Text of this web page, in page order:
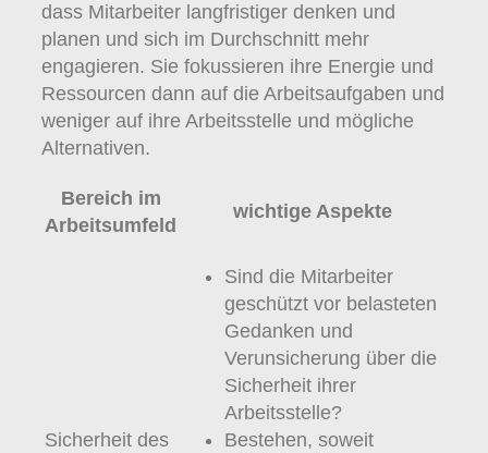
dass Mitarbeiter langfristiger denken und
planen und sich im Durchschnitt mehr
engagieren. Sie fokussieren ihre Energie und
Ressourcen dann auf die Arbeitsaufgaben und
weniger auf ihre Arbeitsstelle und mögliche
Alternativen.
Bereich im
Arbeitsumfeld
wichtige Aspekte
Sicherheit des
Sind die Mitarbeiter
geschützt vor belasteten
Gedanken und
Verunsicherung über die
Sicherheit ihrer
Arbeitsstelle?
Bestehen, soweit